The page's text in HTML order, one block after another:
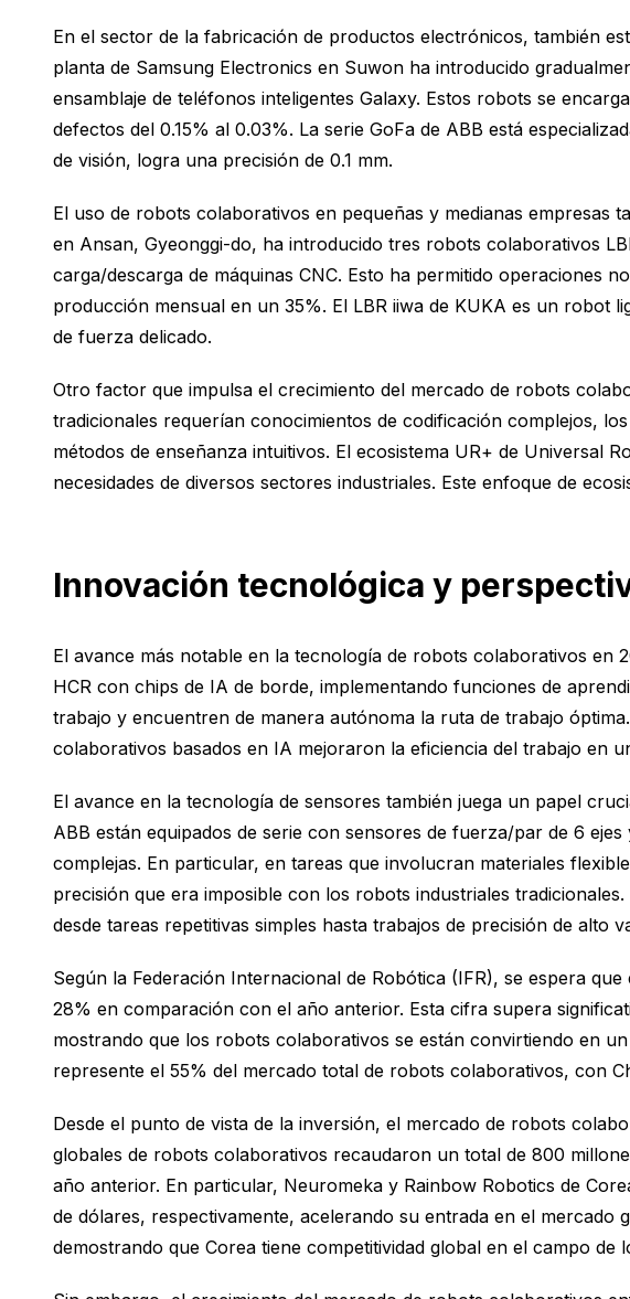
En el sector de la fabricación de productos electrónicos, también
planta de Samsung Electronics en Suwon ha introducido
ensamblaje de teléfonos inteligentes Galaxy. Estos robots se
defectos del 0.15% al 0.03%. La serie GoFa de ABB está
de visión, logra una precisión de 0.1 mm.
El uso de robots colaborativos en pequeñas y medianas empresas
en Ansan, Gyeonggi-do, ha introducido tres robots colaborativos
carga/descarga de máquinas CNC. Esto ha permitido operaciones
producción mensual en un 35%. El LBR iiwa de KUKA es un robot
de fuerza delicado.
Otro factor que impulsa el crecimiento del mercado de robots
tradicionales requerían conocimientos de codificación complejos,
métodos de enseñanza intuitivos. El ecosistema UR+ de Universal
necesidades de diversos sectores industriales. Este enfoque de
Innovación tecnológica y
El avance más notable en la tecnología de robots colaborativos en
HCR con chips de IA de borde, implementando funciones de
trabajo y encuentren de manera autónoma la ruta de trabajo
colaborativos basados en IA mejoraron la eficiencia del trabajo en
El avance en la tecnología de sensores también juega un papel
ABB están equipados de serie con sensores de fuerza/par de 6
complejas. En particular, en tareas que involucran materiales
precisión que era imposible con los robots industriales
desde tareas repetitivas simples hasta trabajos de precisión de alto
Según la Federación Internacional de Robótica (IFR), se espera
28% en comparación con el año anterior. Esta cifra supera
mostrando que los robots colaborativos se están convirtiendo en
represente el 55% del mercado total de robots colaborativos, con
Desde el punto de vista de la inversión, el mercado de robots
globales de robots colaborativos recaudaron un total de 800
año anterior. En particular, Neuromeka y Rainbow Robotics de
de dólares, respectivamente, acelerando su entrada en el mercado
demostrando que Corea tiene competitividad global en el campo de